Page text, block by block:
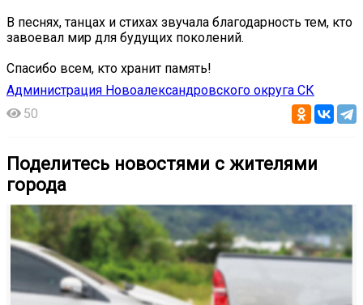
В песнях, танцах и стихах звучала благодарность тем, кто
завоевал мир для будущих поколений.
Спасибо всем, кто хранит память!
Администрация Новоалександровского округа СК
50
Поделитесь новостями с жителями
города